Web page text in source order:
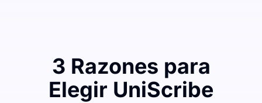
3 Razones para
Elegir UniScribe